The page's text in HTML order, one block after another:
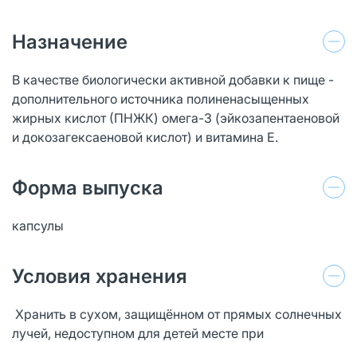
Назначение
В качестве биологически активной добавки к пище -
дополнительного источника полиненасыщенных
жирных кислот (ПНЖК) омега-3 (эйкозапентаеновой
и докозагексаеновой кислот) и витамина Е.
Форма выпуска
капсулы
Условия хранения
Хранить в сухом, защищённом от прямых солнечных
лучей, недоступном для детей месте при